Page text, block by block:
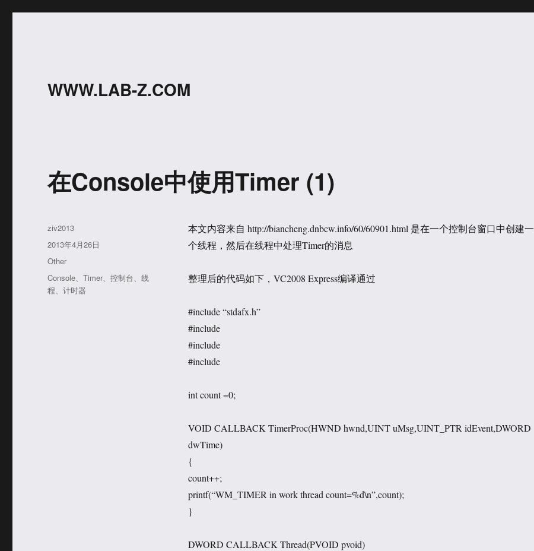
WWW.LAB-Z.COM
在Console中使用Timer (1)
本文内容来自 http://biancheng.dnbcw.info/60/60901.html 是在一个控制台窗口中创建一
个线程，然后在线程中处理Timer的消息
整理后的代码如下，VC2008 Express编译通过
#include “stdafx.h”
#include
#include
#include
int count =0;
VOID CALLBACK TimerProc(HWND hwnd,UINT uMsg,UINT_PTR idEvent,DWORD
dwTime)
{
count++;
printf(“WM_TIMER in work thread count=%d\n”,count);
}
DWORD CALLBACK Thread(PVOID pvoid)
作
者
ziv2013
发
布
2013年4月26日
分
类
Other
标
签
Console、Timer、控制台、线
程、计时器